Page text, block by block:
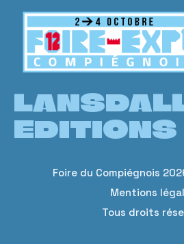
principal
EDITIONS
Foire du Compiégnois
Mentions
Tous droits